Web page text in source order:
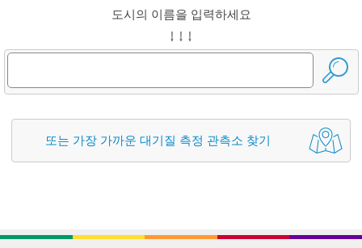
도시의 이름을 입력하세요
↓ ↓ ↓
또는 가장 가까운 대기질 측정 관측소 찾기